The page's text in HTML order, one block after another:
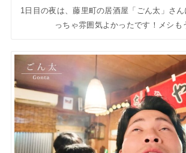
1日目の夜は、藤里町の居酒屋「ごん太」さ
っちゃ雰囲気よかったです！メシも